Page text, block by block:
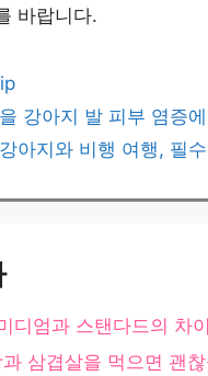
바랍니다.
강아지 발 피부 염증
아지와 비행 여행, 필
디엄과 스탠다드의 차
삼겹살을 먹으면 괜